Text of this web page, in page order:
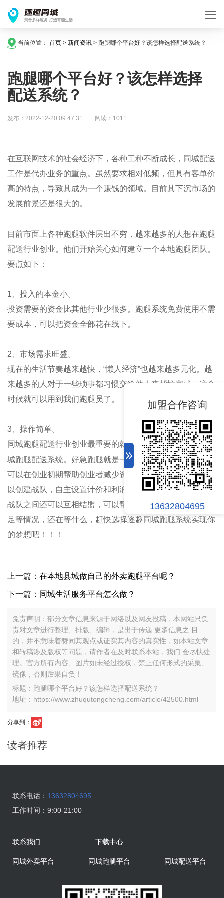
加盟合作咨询
13632804695
当前位置： 首页 > 新闻资讯 > 跑腿哪个平台好？该怎样选择配送系统？
跑腿哪个平台好？该怎样选择
配送系统？
发布：2022-12-20 09:47:31 阅读：1011
在互联网技术的社会经济下，各种工种不断成长，同城配送
工作是代办业务的重点。虽然要求相对低频，但具有客单价
高的特点，导致其成为一个赚钱的领域。目前其下沉市场的
发展前景还是很大的。
目前市面上各种跑腿软件层出不穷，越来越多的人想在跑腿
配送行业创业。他们开始关心如何建立一个本地跑腿团队。
要点如下：
1、投入的本金小。
投资需要的资金比其他行业少很多。跑腿系统免费使用不需
要成本，可以把资金全部花在线下。
2、市场需求旺盛。
现在的生活节奏越来越快，“懒人经济”也越来越多元化。越
来越多的人对于一些琐事都习惯交给他人来帮忙完成，这个
时候就可以用到我们跑腿员了。
3、操作简单。
同城跑腿配送行业创业最重要的就是拥有一款适合自己的同
城跑腿配送系统。好急跑腿就是一款免费的跑腿配送系统，
可以在创业初期帮助创业者减少资金方面的压力。同时还可
以创建战队，自主设置计价和利润，使创业者自主性更高。
战队之间还可以互相结盟，可以帮助创业者解决前期人员不
足等情况，还在等什么，赶快选择逐趣同城跑腿系统实现你
的梦想吧！！！
上一篇：在本地县城做自己的外卖跑腿平台呢？
下一篇：同城生活服务平台怎么做？
免责声明：部分文章信息来源于网络以及网友投稿，本网站只负
责对文章进行整理、排版、编辑，是出于传递 更多信息之 目
的，并不意味着赞同其观点或证实其内容的真实性，如本站文章
和转稿涉及版权等问题，请作者在及时联系本站，我们 会尽快处
理。官方所有内容、图片如未经过授权，禁止任何形式的采集、
镜像，否则后果自负！
标题：跑腿哪个平台好？该怎样选择配送系统？
地址：https://www.zhuqutongcheng.com/article/42500.html
分享到：
读者推荐
联系电话： 13632804695
工作时间： 9:00-21:00
联系我们 下载中心
同城外卖平台 同城跑腿平台 同城配送平台